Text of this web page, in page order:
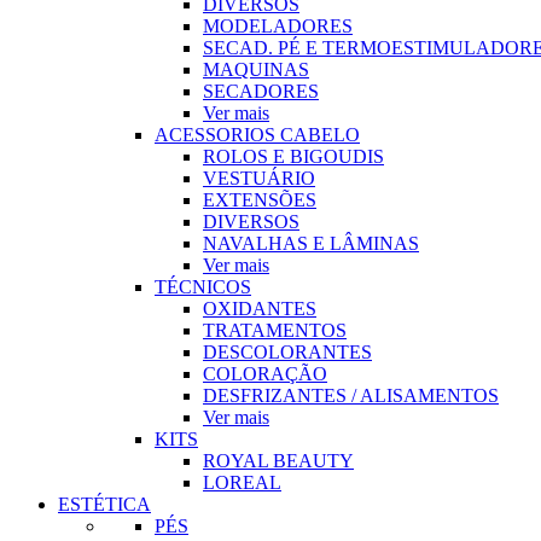
MODELADORES
SECAD. PÉ E
MAQUINAS
SECADORES
Ver mais
ACESSORIOS CABELO
ROLOS E BIGOUDIS
VESTUÁRIO
EXTENSÕES
DIVERSOS
NAVALHAS E LÂMINAS
Ver mais
TÉCNICOS
OXIDANTES
TRATAMENTOS
DESCOLORANTES
COLORAÇÃO
DESFRIZANTES / ALISAMENTOS
Ver mais
KITS
ROYAL BEAUTY
LOREAL
ESTÉTICA
PÉS